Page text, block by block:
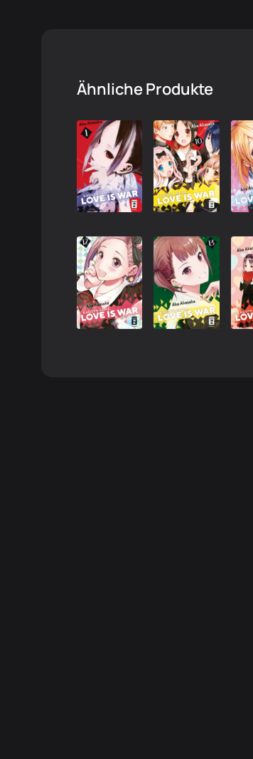
Ähnliche Produkte